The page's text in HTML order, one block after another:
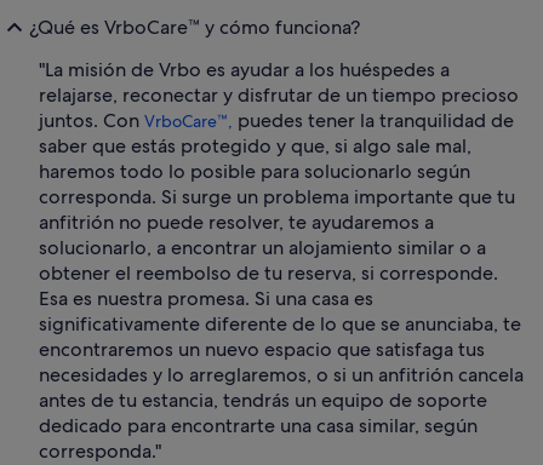
¿Qué es VrboCare™ y cómo funciona?
"La misión de Vrbo es ayudar a los huéspedes a
relajarse, reconectar y disfrutar de un tiempo precioso
juntos. Con VrboCare™, puedes tener la tranquilidad de
saber que estás protegido y que, si algo sale mal,
haremos todo lo posible para solucionarlo según
corresponda. Si surge un problema importante que tu
anfitrión no puede resolver, te ayudaremos a
solucionarlo, a encontrar un alojamiento similar o a
obtener el reembolso de tu reserva, si corresponde.
Esa es nuestra promesa. Si una casa es
significativamente diferente de lo que se anunciaba, te
encontraremos un nuevo espacio que satisfaga tus
necesidades y lo arreglaremos, o si un anfitrión cancela
antes de tu estancia, tendrás un equipo de soporte
dedicado para encontrarte una casa similar, según
corresponda."